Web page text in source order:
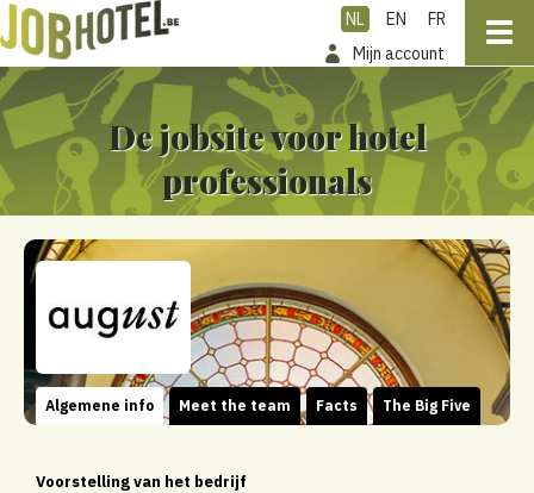
NL EN
FR
Mijn account
De jobsite voor hotel
professionals
Algemene info Meet the team Facts The Big Five
Voorstelling van het bedrijf